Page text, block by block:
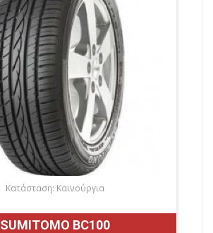
Κατάσταση: Καινούργια
SUMITOMO BC100